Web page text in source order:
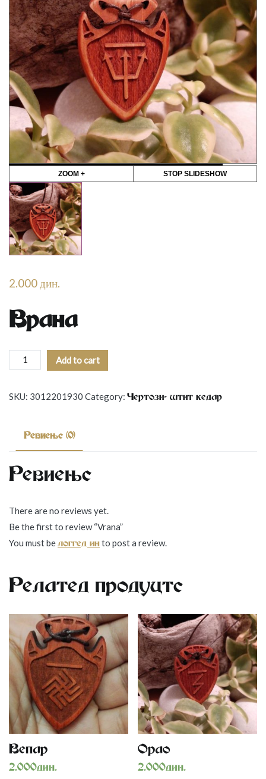
ZOOM + STOP SLIDESHOW
2.000 дин.
Врана
Vrana
quantity
Add to cart
SKU: 3012201930 Category: Чертози- штит кедар
Reviews (0)
Reviews
There are no reviews yet.
Be the first to review “Vrana”
You must belogged into post a review.
Related products
Vepar
2.000дин.
Orao
2.000дин.